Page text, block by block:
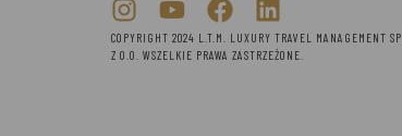
COPYRIGHT 2024 L.T.M. LUXURY TRAVEL MANAGEMENT SP.
Z O.O. WSZELKIE PRAWA ZASTRZEŻONE.